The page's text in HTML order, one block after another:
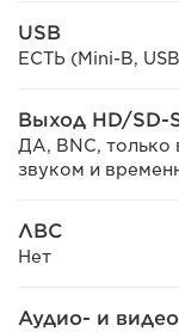
USB
ЕСТЬ (Mini-B,
Выход HD/SD-
ДА, BNC, только
звуком и
ЛВС
Нет
Аудио- и